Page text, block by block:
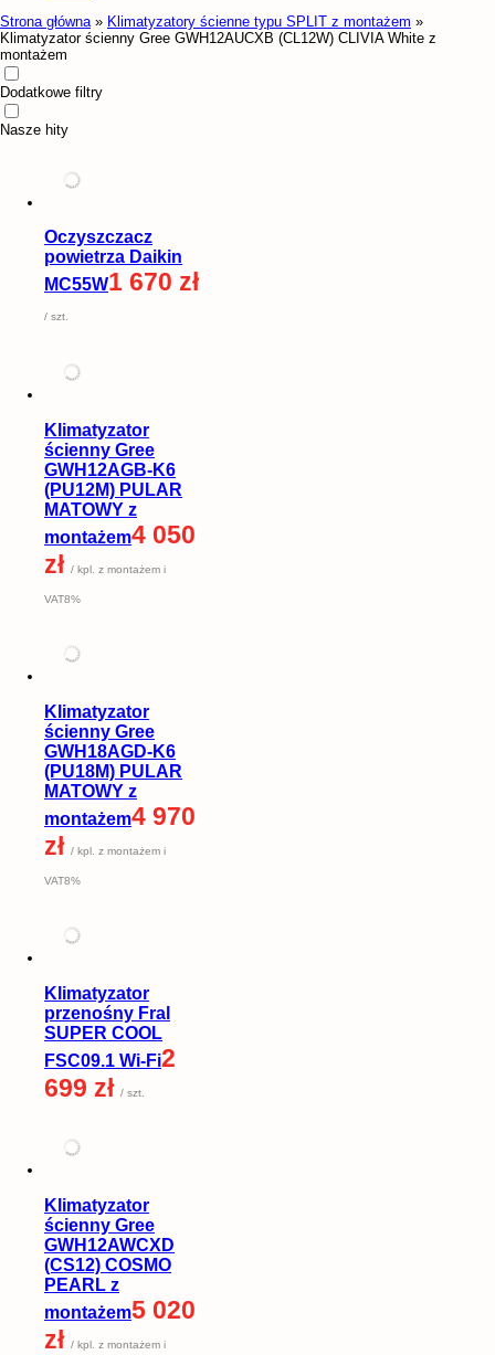
Strona główna » Klimatyzatory ścienne typu SPLIT z montażem »
Klimatyzator ścienny Gree GWH12AUCXB (CL12W) CLIVIA White z
montażem
Dodatkowe filtry
Nasze hity
Oczyszczacz
powietrza Daikin
MC55W1 670 zł
/ szt.
Klimatyzator
ścienny Gree
GWH12AGB-K6
(PU12M) PULAR
MATOWY z
montażem4 050
zł / kpl. z montażem i
VAT8%
Klimatyzator
ścienny Gree
GWH18AGD-K6
(PU18M) PULAR
MATOWY z
montażem4 970
zł / kpl. z montażem i
VAT8%
Klimatyzator
przenośny Fral
SUPER COOL
FSC09.1 Wi-Fi2
699 zł / szt.
Klimatyzator
ścienny Gree
GWH12AWCXD
(CS12) COSMO
PEARL z
montażem5 020
zł / kpl. z montażem i